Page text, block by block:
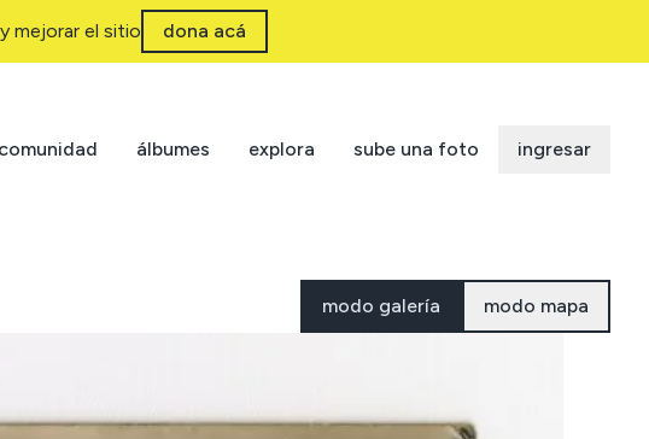
mejorar el sitio dona acá
comunidad álbumes explora sube una foto ingresar
modo galería modo mapa